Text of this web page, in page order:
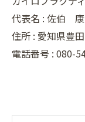
代表名 : 佐伯
住所 : 愛知県豊
電話番号 : 080-